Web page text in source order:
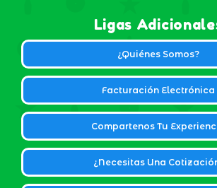
Ligas
¿Quiénes Somos?
Facturación Electrónica
Compartenos Tu
¿Necesitas Una